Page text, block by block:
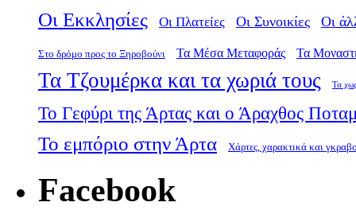
Οι Εκκλησίες Οι Πλατείες Οι Συνοικίες Οι
Στο δρόμο προς το Ξηροβούνι Τα Μέσα Μεταφοράς Τα
Τα Τζουμέρκα και τα χωριά τους Τα
Το Γεφύρι της Άρτας και ο Άραχθος
Το εμπόριο στην Άρτα Χάρτες, χαρακτικά και
Facebook